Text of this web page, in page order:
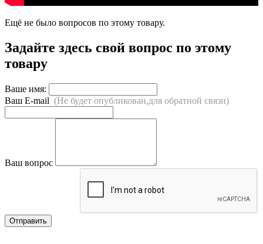
Ещё не было вопросов по этому товару.
Задайте здесь свой вопрос по этому
товару
Ваше имя:
Ваш E-mail (Не будет опубликован,для обратной связи)
Ваш вопрос
Отправить